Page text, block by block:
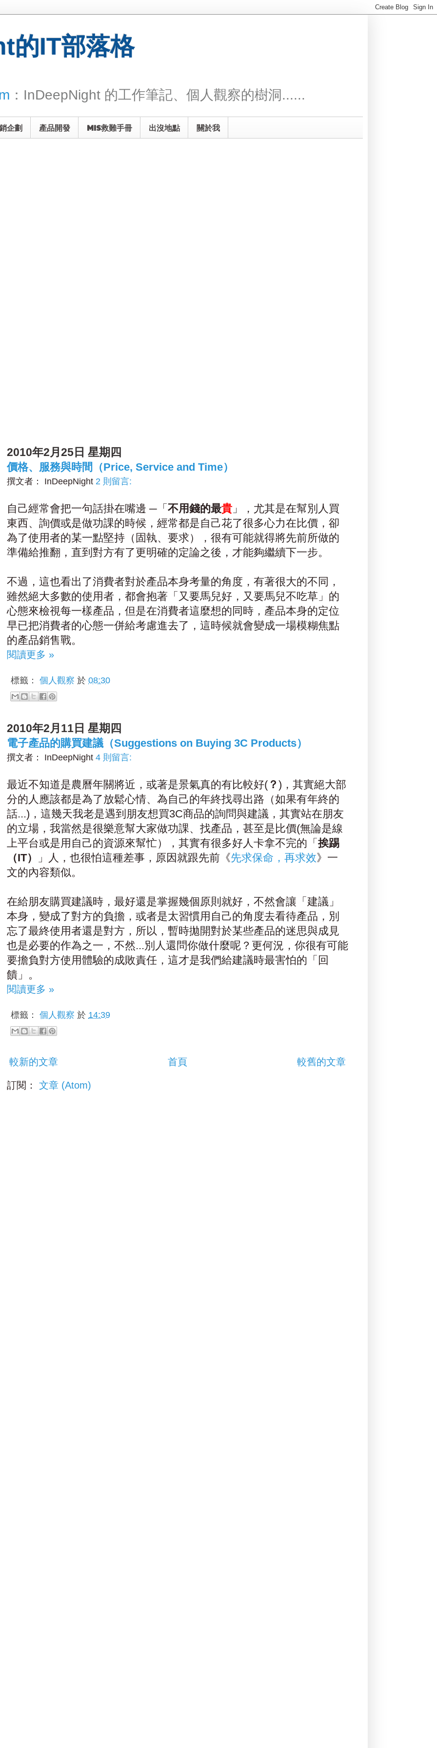
的IT部落格
：InDeepNight 的工作筆記、個人觀察的樹洞......
企劃 產品開發 MIS救難手冊 出沒地點 關於我
2010年2月25日 星期四
價格、服務與時間（Price, Service and Time）
撰文者： InDeepNight 2 則留言:
自己經常會把一句話掛在嘴邊 ─「 不用錢的最貴 」，尤其是在幫別人買
東西、詢價或是做功課的時候，經常都是自己花了很多心力在比價，卻
為了使用者的某一點堅持（固執、要求），很有可能就得將先前所做的
準備給推翻，直到對方有了更明確的定論之後，才能夠繼續下一步。
不過，這也看出了消費者對於產品本身考量的角度，有著很大的不同，
雖然絕大多數的使用者，都會抱著「又要馬兒好，又要馬兒不吃草」的
心態來檢視每一樣產品，但是在消費者這麼想的同時，產品本身的定位
早已把消費者的心態一併給考慮進去了，這時候就會變成一場模糊焦點
的產品銷售戰。
閱讀更多 »
標籤： 個人觀察 於 08:30
2010年2月11日 星期四
電子產品的購買建議（Suggestions on Buying 3C Products）
撰文者： InDeepNight 4 則留言:
最近不知道是農曆年關將近，或著是景氣真的有比較好( ？ )，其實絕大部
分的人應該都是為了放鬆心情、為自己的年終找尋出路（如果有年終的
話...)，這幾天我老是遇到朋友想買3C商品的詢問與建議，其實站在朋友
的立場，我當然是很樂意幫大家做功課、找產品，甚至是比價(無論是線
上平台或是用自己的資源來幫忙），其實有很多好人卡拿不完的「 挨踢
（IT）
」人，也很怕這種差事，原因就跟先前《先求保命，再求效》一
文的內容類似。
在給朋友購買建議時，最好還是掌握幾個原則就好，不然會讓「建議」
本身，變成了對方的負擔，或者是太習慣用自己的角度去看待產品，別
忘了最終使用者還是對方，所以，暫時拋開對於某些產品的迷思與成見
也是必要的作為之一，不然...別人還問你做什麼呢？更何況，你很有可能
要擔負對方使用體驗的成敗責任，這才是我們給建議時最害怕的「回
饋」。
閱讀更多 »
標籤： 個人觀察 於 14:39
較新的文章 較舊的文章
首頁
訂閱： 文章 (Atom)